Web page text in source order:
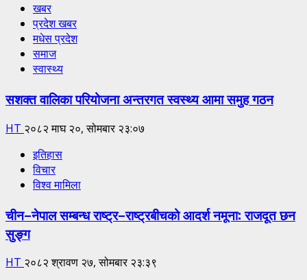
खबर
प्रदेश खबर
मधेस प्रदेश
समाज
स्वास्थ्य
सशक्त वालिका परियोजना अन्तरगत स्वस्थ्य आमा समुह गठन
HT २०८२ माघ २०, सोमबार २३:०७
इतिहास
विचार
विश्व मामिला
चीन–नेपाल सम्बन्ध राष्ट्र–राष्ट्रबीचको आदर्श नमूना: राजदूत छन
सुङ्ग
HT २०८२ श्रावण २७, सोमबार २३:३९